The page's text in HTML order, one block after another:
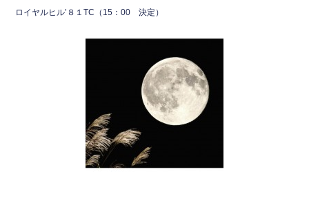
o
ロイヤルヒル’８１TC（15：00 決定）